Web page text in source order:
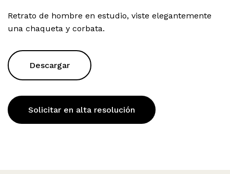
Retrato de hombre en estudio, viste elegantemente
una chaqueta y corbata.
Descargar
Solicitar en alta resolución